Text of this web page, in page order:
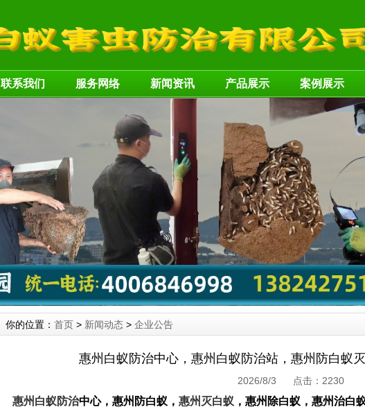
联系我们 服务网络 新闻资讯 产品展示 案例展示
你的位置： 首页 > 新闻动态 > 企业公告
惠州白蚁防治中心，惠州白蚁防治站，惠州防白蚁
2026/8/3 点击： 2230
惠州白蚁防治中心，惠州防白蚁， 惠州灭白蚁 ，惠州除白蚁，惠州治白